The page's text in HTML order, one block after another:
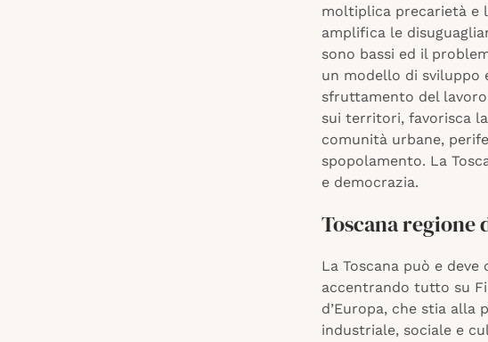
moltiplica precarietà e
amplifica le
sono bassi ed il
un modello di sviluppo
sfruttamento del
sui territori, favorisca
comunità urbane,
spopolamento. La
e democrazia.
Toscana regione
La Toscana può e
accentrando tutto su
d’Europa, che stia alla
industriale, sociale e